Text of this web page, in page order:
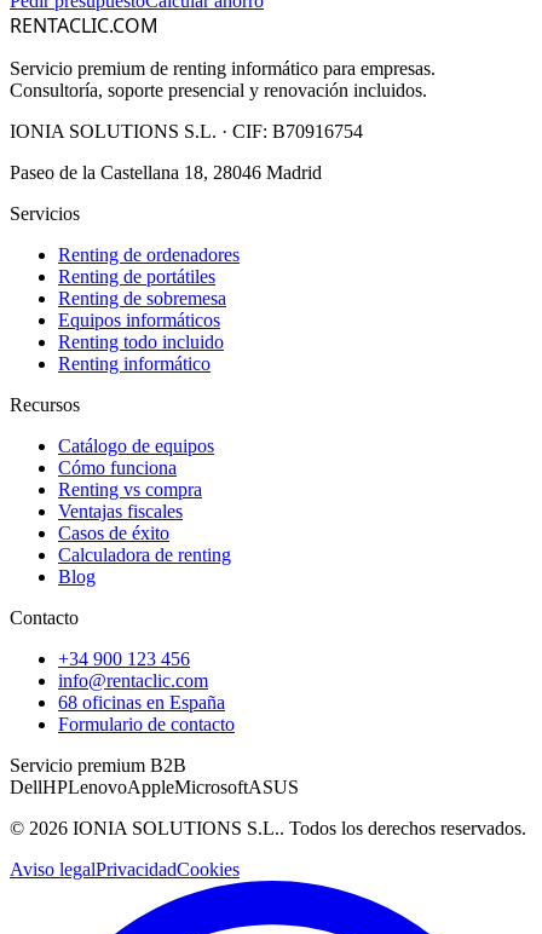
RENTACLIC.COM
Servicio premium de renting informático para empresas.
Consultoría, soporte presencial y renovación incluidos.
IONIA SOLUTIONS S.L. · CIF: B70916754
Paseo de la Castellana 18, 28046 Madrid
Servicios
Renting de ordenadores
Renting de portátiles
Renting de sobremesa
Equipos informáticos
Renting todo incluido
Renting informático
Recursos
Catálogo de equipos
Cómo funciona
Renting vs compra
Ventajas fiscales
Casos de éxito
Calculadora de renting
Blog
Contacto
+34 900 123 456
info@rentaclic.com
68 oficinas en España
Formulario de contacto
Servicio premium B2B
DellHPLenovoAppleMicrosoftASUS
© 2026 IONIA SOLUTIONS S.L.. Todos los derechos reservados.
Aviso legalPrivacidadCookies